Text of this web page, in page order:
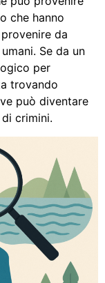
che hanno
da
Se da un
per
trovando
può diventare
crimini.